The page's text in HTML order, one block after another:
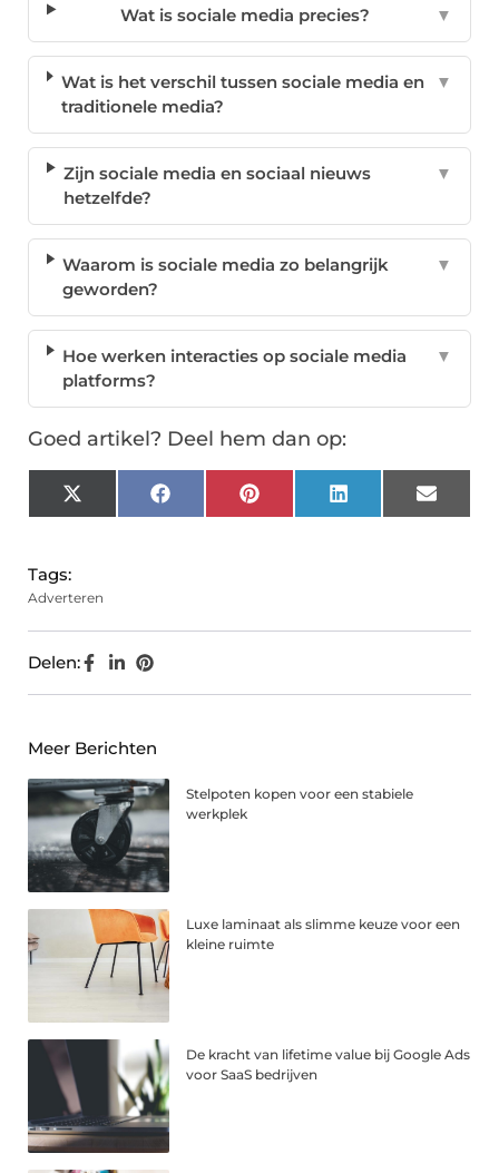
Wat is sociale media precies? ▼
Wat is het verschil tussen sociale media en
traditionele media?
▼
Zijn sociale media en sociaal nieuws
hetzelfde?
▼
Waarom is sociale media zo belangrijk
geworden?
▼
Hoe werken interacties op sociale media
platforms?
▼
Goed artikel? Deel hem dan op:
X
(Twitter)
FacebookPinterest LinkedIn Email
Tags:
Adverteren
Delen:
Meer Berichten
Stelpoten kopen voor een stabiele
werkplek
Luxe laminaat als slimme keuze voor een
kleine ruimte
De kracht van lifetime value bij Google Ads
voor SaaS bedrijven